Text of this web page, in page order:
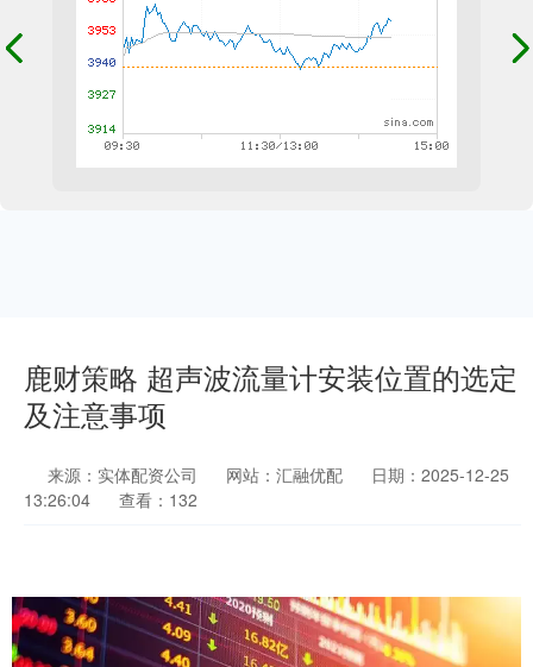
鹿财策略 超声波流量计安装位置的选定
及注意事项
来源：实体配资公司 网站：汇融优配
日期：2025-12-25
13:26:04
查看：132